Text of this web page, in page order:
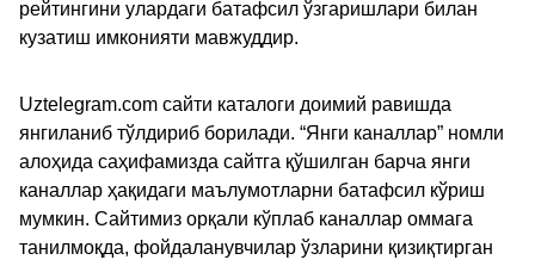
рейтингини улардаги батафсил ўзгаришлари билан
кузатиш имконияти мавжуддир.
Uztelegram.com сайти каталоги доимий равишда
янгиланиб тўлдириб борилади. “Янги каналлар” номли
алоҳида саҳифамизда сайтга қўшилган барча янги
каналлар ҳақидаги маълумотларни батафсил кўриш
мумкин. Сайтимиз орқали кўплаб каналлар оммага
танилмоқда, фойдаланувчилар ўзларини қизиқтирган